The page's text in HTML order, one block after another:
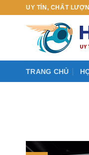
UY TÍN, CHẤT
TRANG CHỦ